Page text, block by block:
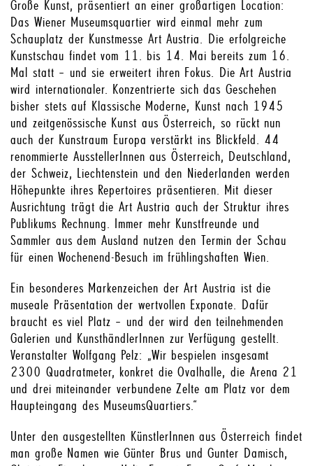
Große Kunst, präsentiert an einer großartigen Location:
Das Wiener Museumsquartier wird einmal mehr zum
Schauplatz der Kunstmesse Art Austria. Die erfolgreiche
Kunstschau findet vom 11. bis 14. Mai bereits zum 16.
Mal statt – und sie erweitert ihren Fokus. Die Art Austria
wird internationaler. Konzentrierte sich das Geschehen
bisher stets auf Klassische Moderne, Kunst nach 1945
und zeitgenössische Kunst aus Österreich, so rückt nun
auch der Kunstraum Europa verstärkt ins Blickfeld. 44
renommierte AusstellerInnen aus Österreich, Deutschland,
der Schweiz, Liechtenstein und den Niederlanden werden
Höhepunkte ihres Repertoires präsentieren. Mit dieser
Ausrichtung trägt die Art Austria auch der Struktur ihres
Publikums Rechnung. Immer mehr Kunstfreunde und
Sammler aus dem Ausland nutzen den Termin der Schau
für einen Wochenend-Besuch im frühlingshaften Wien.
Ein besonderes Markenzeichen der Art Austria ist die
museale Präsentation der wertvollen Exponate. Dafür
braucht es viel Platz – und der wird den teilnehmenden
Galerien und KunsthändlerInnen zur Verfügung gestellt.
Veranstalter Wolfgang Pelz: „Wir bespielen insgesamt
2300 Quadratmeter, konkret die Ovalhalle, die Arena 21
und drei miteinander verbundene Zelte am Platz vor dem
Haupteingang des MuseumsQuartiers.“
Unter den ausgestellten KünstlerInnen aus Österreich findet
man große Namen wie Günter Brus und Gunter Damisch,